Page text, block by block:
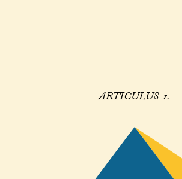
ARTICULUS 1.